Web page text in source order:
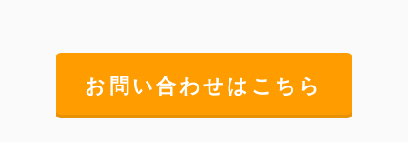
お問い合わせはこちら